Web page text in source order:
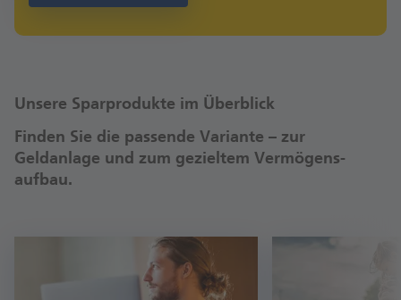
Unsere Sparprodukte im Überblick
Finden Sie die passende Variante – zur
Geldanlage und zum gezieltem Vermögens­
aufbau.